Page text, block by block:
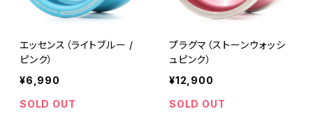
エッセンス（ライトブルー /
ピンク）
¥6,990
SOLD OUT
プラグマ（ストーンウォッシ
ュピンク）
¥12,900
SOLD OUT